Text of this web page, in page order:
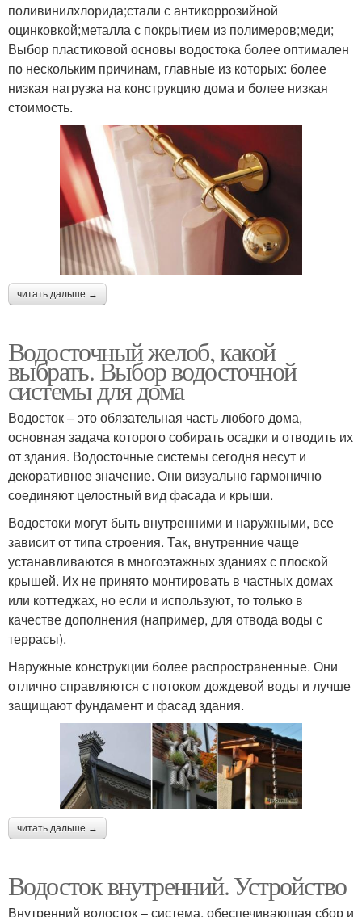
поливинилхлорида;стали с антикоррозийной
оцинковкой;металла с покрытием из полимеров;меди;
Выбор пластиковой основы водостока более оптимален
по нескольким причинам, главные из которых: более
низкая нагрузка на конструкцию дома и более низкая
стоимость.
читать дальше →
Водосточный желоб, какой
выбрать. Выбор водосточной
системы для дома
Водосток – это обязательная часть любого дома,
основная задача которого собирать осадки и отводить их
от здания. Водосточные системы сегодня несут и
декоративное значение. Они визуально гармонично
соединяют целостный вид фасада и крыши.
Водостоки могут быть внутренними и наружными, все
зависит от типа строения. Так, внутренние чаще
устанавливаются в многоэтажных зданиях с плоской
крышей. Их не принято монтировать в частных домах
или коттеджах, но если и используют, то только в
качестве дополнения (например, для отвода воды с
террасы).
Наружные конструкции более распространенные. Они
отлично справляются с потоком дождевой воды и лучше
защищают фундамент и фасад здания.
читать дальше →
Водосток внутренний. Устройство
Внутренний водосток – система, обеспечивающая сбор и